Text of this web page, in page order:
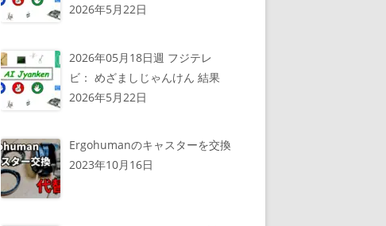
2026年5月22日
2026年05月18日週 フジテレ
ビ： めざましじゃんけん 結果
2026年5月22日
Ergohumanのキャスターを交換
2023年10月16日